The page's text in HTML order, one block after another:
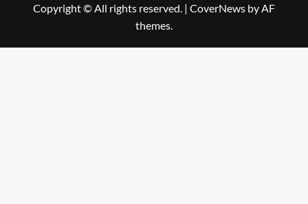
Copyright © All rights reserved. | CoverNews by AF
themes.